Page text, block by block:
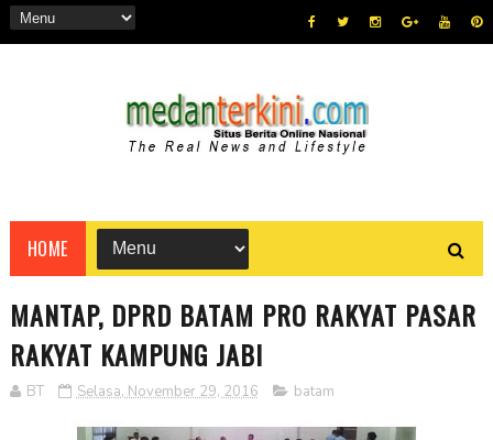
HOME
MANTAP, DPRD BATAM PRO RAKYAT PASAR
RAKYAT KAMPUNG JABI
BT Selasa, November 29, 2016 batam